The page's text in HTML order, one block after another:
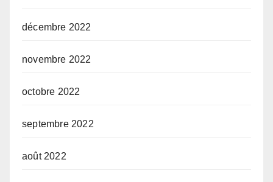
décembre 2022
novembre 2022
octobre 2022
septembre 2022
août 2022